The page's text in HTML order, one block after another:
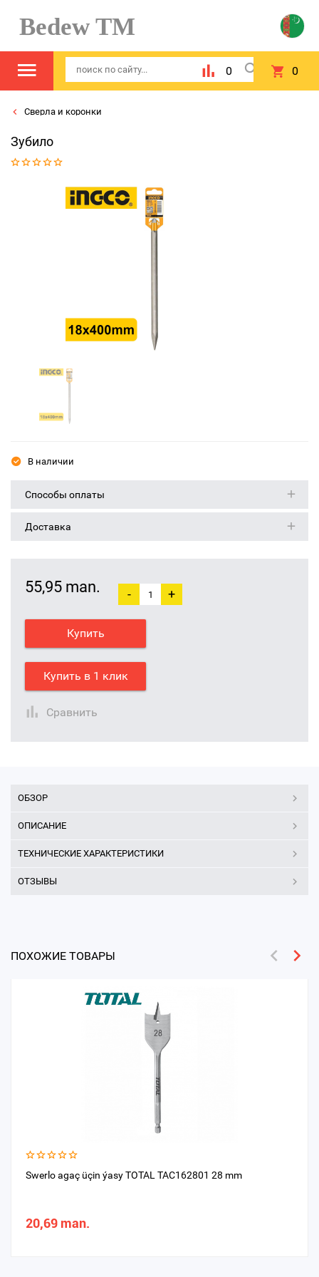
Bedew TM
0 0
Сверла и коронки
Зубило
В наличии
Способы оплаты
Доставка
55,95 man. - +
Купить
Купить в 1 клик
Сравнить
ОБЗОР
ОПИСАНИЕ
ТЕХНИЧЕСКИЕ ХАРАКТЕРИСТИКИ
ОТЗЫВЫ
ПОХОЖИЕ ТОВАРЫ
Swerlo agaç üçin ýasy TOTAL TAC162801 28 mm
20,69 man.